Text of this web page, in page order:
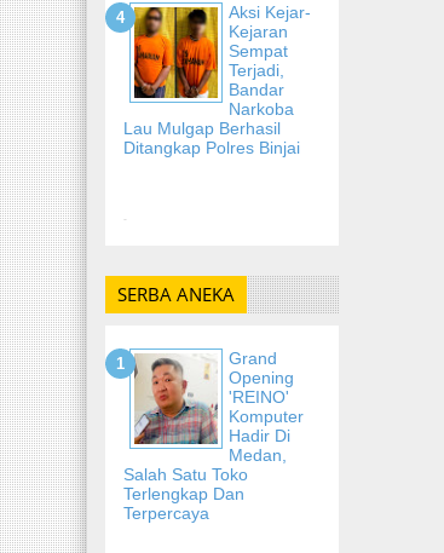
Aksi Kejar-
Kejaran
Sempat
Terjadi,
Bandar
Narkoba
Lau Mulgap Berhasil
Ditangkap Polres Binjai
-
SERBA ANEKA
Grand
Opening
'REINO'
Komputer
Hadir Di
Medan,
Salah Satu Toko
Terlengkap Dan
Terpercaya